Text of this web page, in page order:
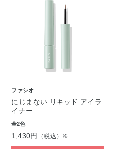
ファシオ
にじまない リキッド アイラ
イナー
全2色
1,430円 （税込）※